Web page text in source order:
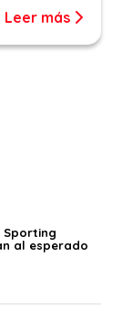
Leer más
Sporting
al esperado